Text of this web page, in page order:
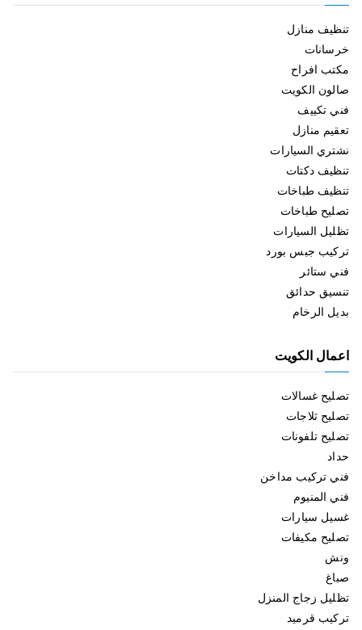
تنظيف منازل
خرسانات
مكتب افراح
صالون الكويت
فني تكييف
تعقيم منازل
نشتري السيارات
تنظيف دكتات
تنظيف طباخات
تصليح طباخات
تظليل السيارات
تركيب جبس بورد
فني ستائر
تنسيق حدائق
بديل الرخام
اعمال الكويت
تصليح غسالات
تصليح ثلاجات
تصليح تلفونات
حداد
فني تركيب مداخن
فني المنيوم
غسيل سيارات
تصليح مكيفات
ونش
صباغ
تظليل زجاج المنزل
تركيب قرميد